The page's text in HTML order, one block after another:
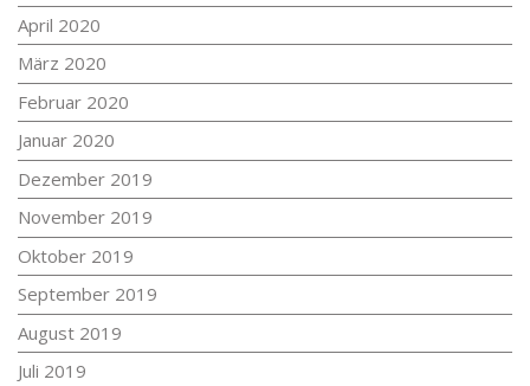
April 2020
März 2020
Februar 2020
Januar 2020
Dezember 2019
November 2019
Oktober 2019
September 2019
August 2019
Juli 2019